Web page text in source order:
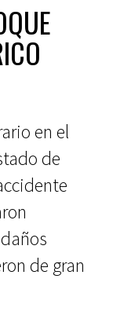
en el
de
de gran